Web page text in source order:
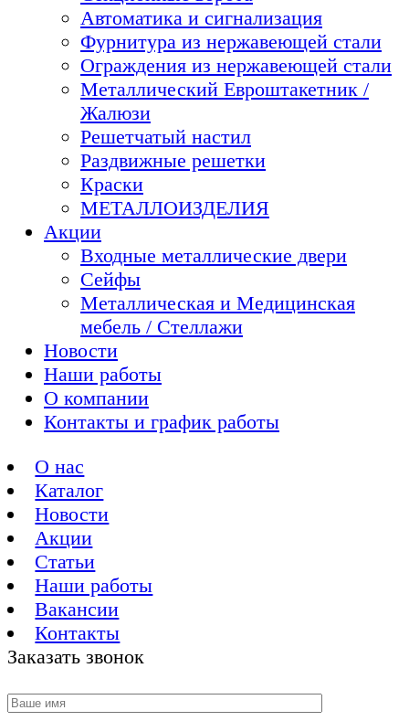
Автоматика и сигнализация
Фурнитура из нержавеющей стали
Ограждения из нержавеющей стали
Металлический Евроштакетник /
Жалюзи
Решетчатый настил
Раздвижные решетки
Краски
МЕТАЛЛОИЗДЕЛИЯ
Акции
Входные металлические двери
Сейфы
Металлическая и Медицинская
мебель / Стеллажи
Новости
Наши работы
О компании
Контакты и график работы
О нас
Каталог
Новости
Акции
Статьи
Наши работы
Вакансии
Контакты
Заказать звонок